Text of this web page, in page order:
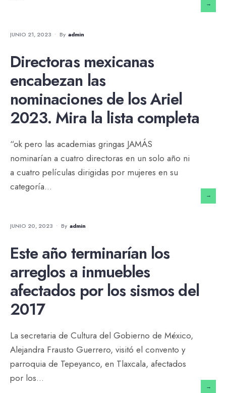
→
JUNIO 21, 2023 • By Admin
Directoras mexicanas
encabezan las
nominaciones de los Ariel
2023. Mira la lista completa
“ok pero las academias gringas JAMÁS
nominarían a cuatro directoras en un solo año ni
a cuatro películas dirigidas por mujeres en su
categoría...
→
JUNIO 20, 2023 • By Admin
Este año terminarían los
arreglos a inmuebles
afectados por los sismos del
2017
La secretaria de Cultura del Gobierno de México,
Alejandra Frausto Guerrero, visitó el convento y
parroquia de Tepeyanco, en Tlaxcala, afectados
por los...
→